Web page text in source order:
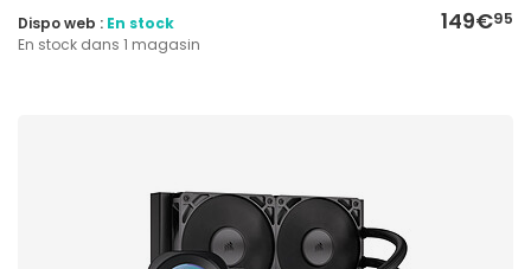
149€95
Dispo web : En stock
En stock dans 1 magasin